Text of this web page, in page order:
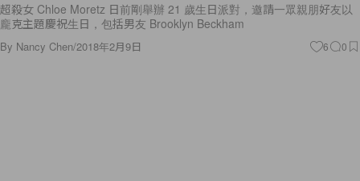
超殺女 Chloe Moretz 日前剛舉辦 21 歲生日派對，邀請一眾親朋好友以
龐克主題慶祝生日，包括男友 Brooklyn Beckham
By Nancy Chen/2018年2月9日 6 0